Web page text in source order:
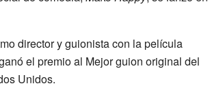
director y guionista con la película
el premio al Mejor guion original del
Unidos.